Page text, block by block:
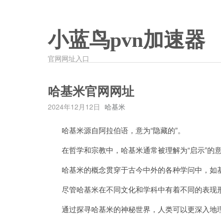
小蓝鸟pvn加速器
官网网址入口
哈基米官网网址
2024年12月12日 哈基米
哈基米源自阿拉伯语，意为“隐藏的”。
在哲学和宗教中，哈基米通常被理解为“启示”的
哈基米的概念贯穿于古今中外的各种学问中，如
尽管哈基米在不同文化和学科中有着不同的表现
通过探寻哈基米的神秘世界，人类可以更深入地